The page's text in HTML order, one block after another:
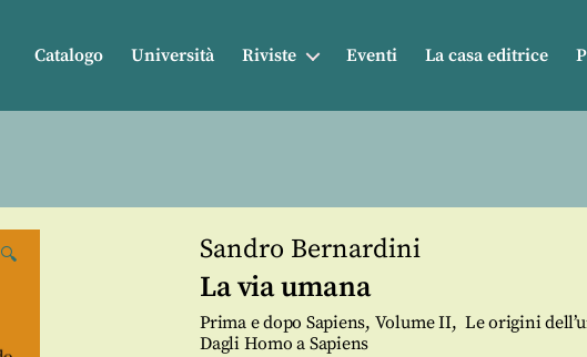
Catalogo Università Riviste Eventi La casa editrice
🔍 Sandro Bernardini
La via umana
Prima e dopo Sapiens, Volume II, Le origini
Dagli Homo a Sapiens